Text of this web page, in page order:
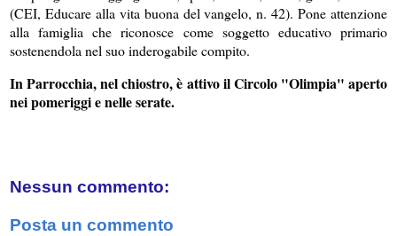
(CEI, Educare alla vita buona del vangelo, n. 42). Pone attenzione
alla famiglia che riconosce come soggetto educativo primario
sostenendola nel suo inderogabile compito.
In Parrocchia, nel chiostro, è attivo il Circolo "Olimpia" aperto
nei pomeriggi e nelle serate.
Nessun commento:
Posta un commento